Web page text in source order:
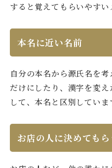
すると覚えてもらいやすい
本名に近い名前
自分の本名から源氏名を
だけにしたり、漢字を変
して、本名と区別していま
お店の人に決めてもら